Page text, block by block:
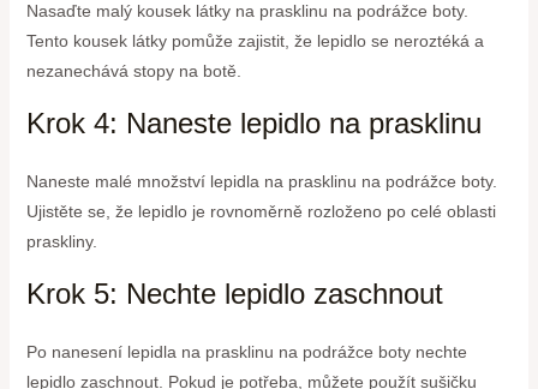
Nasaďte malý kousek látky na prasklinu na podrážce boty.
Tento kousek látky pomůže zajistit, že lepidlo se neroztéká a
nezanechává stopy na botě.
Krok 4: Naneste lepidlo na prasklinu
Naneste malé množství lepidla na prasklinu na podrážce boty.
Ujistěte se, že lepidlo je rovnoměrně rozloženo po celé oblasti
praskliny.
Krok 5: Nechte lepidlo zaschnout
Po nanesení lepidla na prasklinu na podrážce boty nechte
lepidlo zaschnout. Pokud je potřeba, můžete použít sušičku